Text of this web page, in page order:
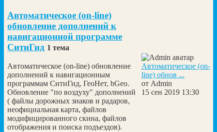
Автоматическое (on-line)
обновление дополнений к
навигационной программе
СитиГид 1 тема
Автоматическое (on-line) обновление
дополнений к навигационным
программам СитиГид, ГеоНет, bGeo.
Обновление "по воздуху" дополнений
( файлы дорожных знаков и радаров,
неофициальная карта, файлов
модифицированного скина, файлов
отображения и поиска подъездов).
Автоматическое (on-
line) обнов ...
от Admin
15 сен 2019 13:30